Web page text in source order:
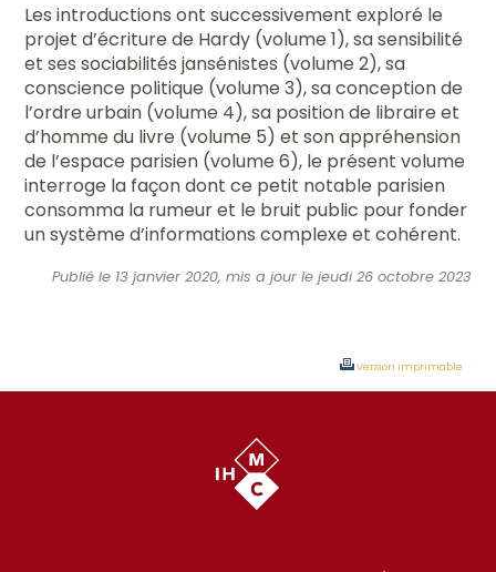
Les introductions ont successivement exploré le
projet d’écriture de Hardy (volume 1), sa sensibilité
et ses sociabilités jansénistes (volume 2), sa
conscience politique (volume 3), sa conception de
l’ordre urbain (volume 4), sa position de libraire et
d’homme du livre (volume 5) et son appréhension
de l’espace parisien (volume 6), le présent volume
interroge la façon dont ce petit notable parisien
consomma la rumeur et le bruit public pour fonder
un système d’informations complexe et cohérent.
Publié le 13 janvier 2020, mis a jour le jeudi 26 octobre 2023
Version imprimable